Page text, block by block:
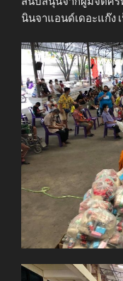
นินจาแอนด์เดอะแก๊ง